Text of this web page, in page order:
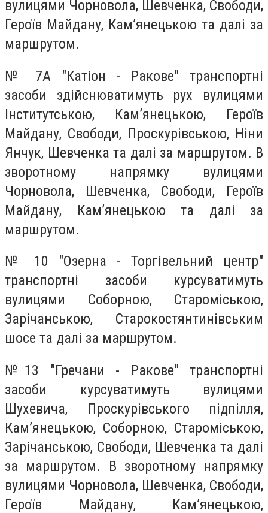
вулицями Чорновола, Шевченка, Свободи,
Героїв Майдану, Кам’янецькою та далі за
маршрутом.
№ 7А "Катіон - Ракове" транспортні
засоби здійснюватимуть рух вулицями
Інститутською, Кам’янецькою, Героїв
Майдану, Свободи, Проскурівською, Ніни
Янчук, Шевченка та далі за маршрутом. В
зворотному напрямку вулицями
Чорновола, Шевченка, Свободи, Героїв
Майдану, Кам’янецькою та далі за
маршрутом.
№ 10 "Озерна - Торгівельний центр"
транспортні засоби курсуватимуть
вулицями Соборною, Староміською,
Зарічанською, Старокостянтинівським
шосе та далі за маршрутом.
№13 "Гречани - Ракове" транспортні
засоби курсуватимуть вулицями
Шухевича, Проскурівського підпілля,
Кам’янецькою, Соборною, Староміською,
Зарічанською, Свободи, Шевченка та далі
за маршрутом. В зворотному напрямку
вулицями Чорновола, Шевченка, Свободи,
Героїв Майдану, Кам’янецькою,